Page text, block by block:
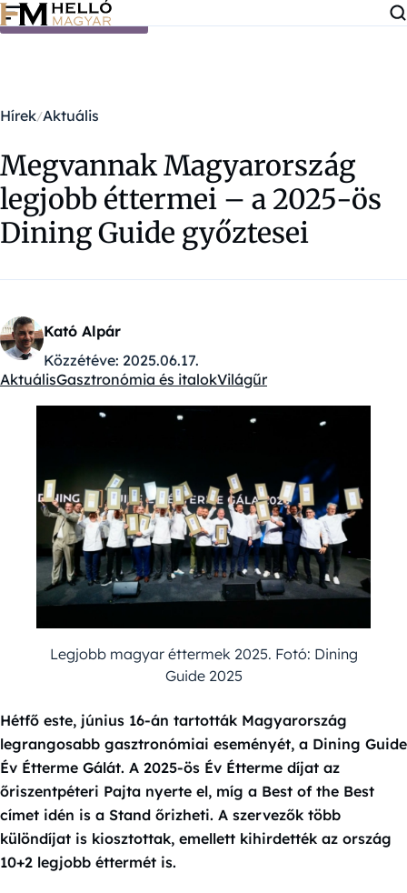
Ugrás a tartalomra
Hírek Aktuális
Megvannak Magyarország
legjobb éttermei – a 2025-ös
Dining Guide győztesei
Kató Alpár
Közzétéve: 2025.06.17.
Kategóriák:
AktuálisGasztronómia és italokVilágűr
Legjobb magyar éttermek 2025. Fotó: Dining
Guide 2025
Hétfő este, június 16-án tartották Magyarország
legrangosabb gasztronómiai eseményét, a Dining Guide
Év Étterme Gálát. A 2025-ös Év Étterme díjat az
őriszentpéteri Pajta nyerte el, míg a Best of the Best
címet idén is a Stand őrizheti. A szervezők több
különdíjat is kiosztottak, emellett kihirdették az ország
10+2 legjobb éttermét is.